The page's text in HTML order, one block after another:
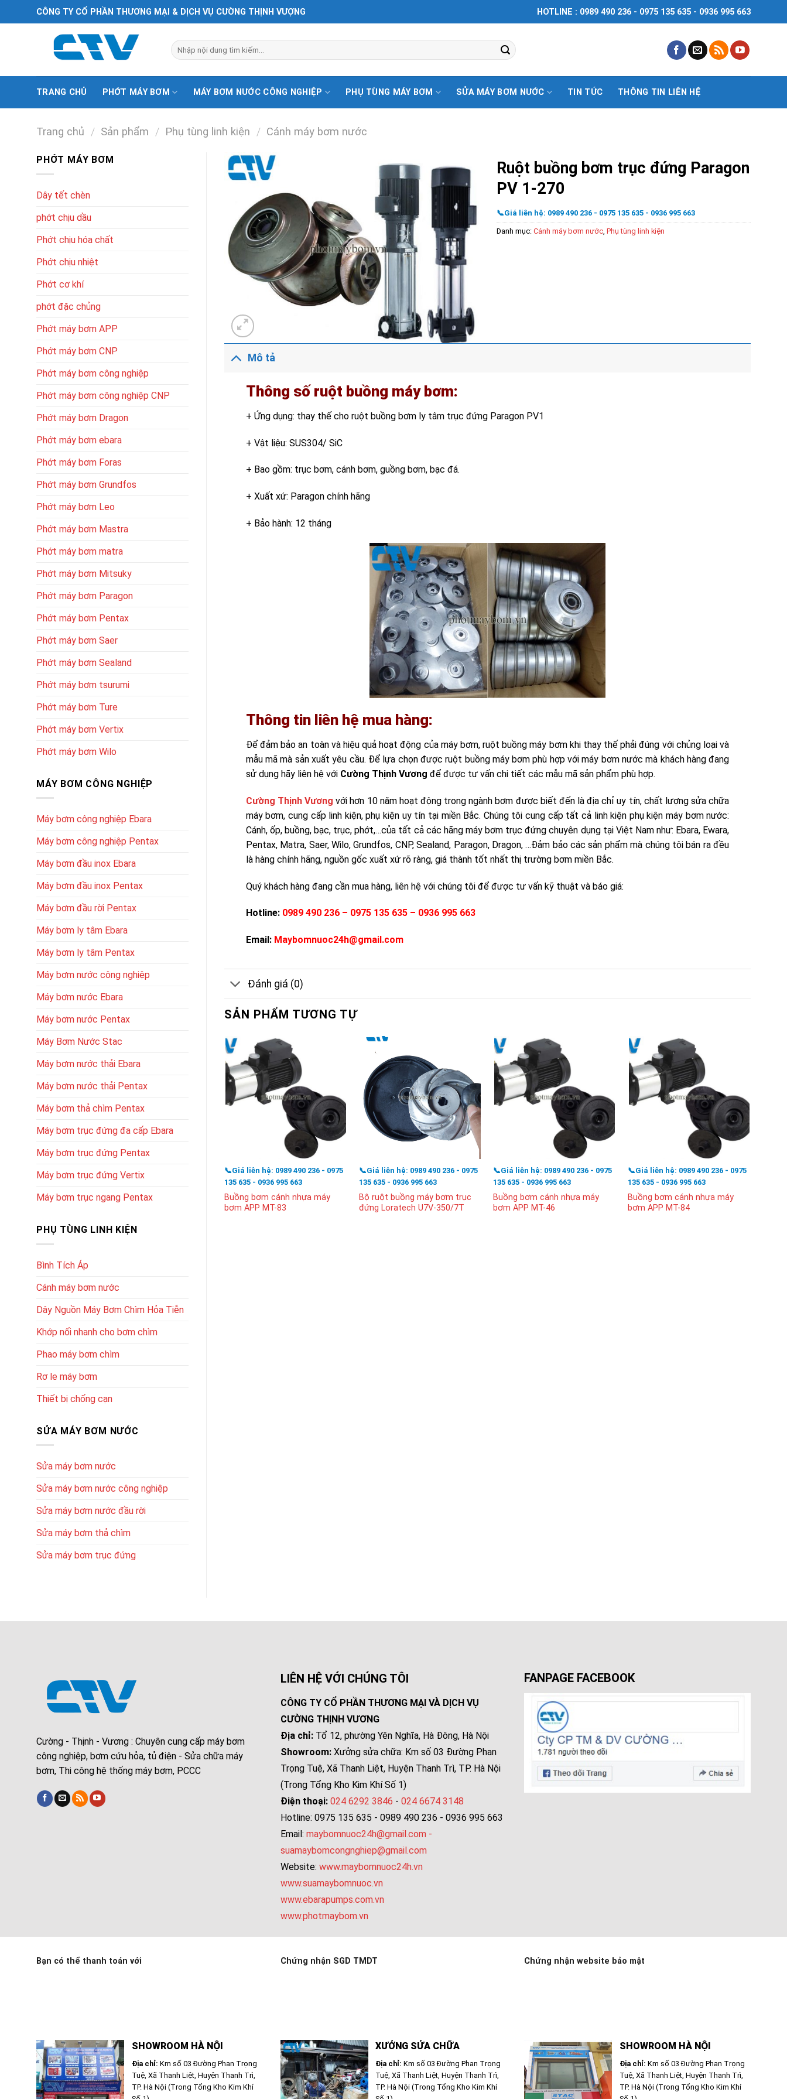
đến
CÔNG TY CỔ PHẦN THƯƠNG MẠI & DỊCH VỤ CƯỜNG THỊNH VƯỢNG HOTLINE : 0989 490 236 - 0975 135 635 - 0936 995 663
Tìm
kiếm:
TRANG CHỦ PHỚT MÁY BƠM MÁY BƠM NƯỚC CÔNG NGHIỆP PHỤ TÙNG MÁY BƠM SỬA MÁY BƠM NƯỚC TIN TỨC THÔNG TIN LIÊN HỆ
Trang chủ / Sản phẩm / Phụ tùng linh kiện / Cánh máy bơm nước
PHỚT MÁY BƠM
Dây tết chèn
phớt chịu dầu
Phớt chịu hóa chất
Phớt chịu nhiệt
Phớt cơ khí
phớt đặc chủng
Phớt máy bơm APP
Phớt máy bơm CNP
Phớt máy bơm công nghiệp
Phớt máy bơm công nghiệp CNP
Phớt máy bơm Dragon
Phớt máy bơm ebara
Phớt máy bơm Foras
Phớt máy bơm Grundfos
Phớt máy bơm Leo
Phớt máy bơm Mastra
Phớt máy bơm matra
Phớt máy bơm Mitsuky
Phớt máy bơm Paragon
Phớt máy bơm Pentax
Phớt máy bơm Saer
Phớt máy bơm Sealand
Phớt máy bơm tsurumi
Phớt máy bơm Ture
Phớt máy bơm Vertix
Phớt máy bơm Wilo
MÁY BƠM CÔNG NGHIỆP
Máy bơm công nghiệp Ebara
Máy bơm công nghiệp Pentax
Máy bơm đầu inox Ebara
Máy bơm đầu inox Pentax
Máy bơm đầu rời Pentax
Máy bơm ly tâm Ebara
Máy bơm ly tâm Pentax
Máy bơm nước công nghiệp
Máy bơm nước Ebara
Máy bơm nước Pentax
Máy Bơm Nước Stac
Máy bơm nước thải Ebara
Máy bơm nước thải Pentax
Máy bơm thả chìm Pentax
Máy bơm trục đứng đa cấp Ebara
Máy bơm trục đứng Pentax
Máy bơm trục đứng Vertix
Máy bơm trục ngang Pentax
PHỤ TÙNG LINH KIỆN
Bình Tích Áp
Cánh máy bơm nước
Dây Nguồn Máy Bơm Chìm Hỏa Tiễn
Khớp nối nhanh cho bơm chìm
Phao máy bơm chìm
Rơ le máy bơm
Thiết bị chống cạn
SỬA MÁY BƠM NƯỚC
Sửa máy bơm nước
Sửa máy bơm nước công nghiệp
Sửa máy bơm nước đầu rời
Sửa máy bơm thả chìm
Sửa máy bơm trục đứng
Ruột buồng bơm trục đứng Paragon
PV 1-270
📞Giá liên hệ: 0989 490 236 - 0975 135 635 - 0936 995 663
Danh mục: Cánh máy bơm nước, Phụ tùng linh kiện
Mô tả
Thông số ruột buồng máy bơm:
+ Ứng dụng: thay thế cho ruột buồng bơm ly tâm trục đứng Paragon PV1
+ Vật liệu: SUS304/ SiC
+ Bao gồm: trục bơm, cánh bơm, guồng bơm, bạc đá.
+ Xuất xứ: Paragon chính hãng
+ Bảo hành: 12 tháng
Thông tin liên hệ mua hàng:
Để đảm bảo an toàn và hiệu quả hoạt động của máy bơm, ruột buồng máy bơm khi thay thế phải đúng với chủng loại và
mẫu mã mà sản xuất yêu cầu. Để lựa chọn được ruột buồng máy bơm phù hợp với máy bơm nước mà khách hàng đang
sử dụng hãy liên hệ với Cường Thịnh Vương để được tư vấn chi tiết các mẫu mã sản phẩm phù hợp.​
Cường Thịnh Vương với hơn 10 năm hoạt động trong ngành bơm được biết đến là địa chỉ uy tín, chất lượng sửa chữa
máy bơm, cung cấp linh kiện, phụ kiện uy tín tại miền Bắc. Chúng tôi cung cấp tất cả linh kiện phụ kiện máy bơm nước:
Cánh, ốp, buồng, bạc, trục, phớt,…của tất cả các hãng máy bơm trục đứng chuyên dụng tại Việt Nam như: Ebara, Ewara,
Pentax, Matra, Saer, Wilo, Grundfos, CNP, Sealand, Paragon, Dragon, …Đảm bảo các sản phẩm mà chúng tôi bán ra đều
là hàng chính hãng, nguồn gốc xuất xứ rõ ràng, giá thành tốt nhất thị trường bơm miền Bắc.
Quý khách hàng đang cần mua hàng, liên hệ với chúng tôi để được tư vấn kỹ thuật và báo giá:
Hotline: 0989 490 236 – 0975 135 635 – 0936 995 663
Email: Maybomnuoc24h@gmail.com
Đánh giá (0)
SẢN PHẨM TƯƠNG TỰ
📞Giá liên hệ: 0989 490 236 - 0975
135 635 - 0936 995 663
Buồng bơm cánh nhựa máy
bơm APP MT-83
📞Giá liên hệ: 0989 490 236 - 0975
135 635 - 0936 995 663
Bộ ruột buồng máy bơm trục
đứng Loratech U7V-350/7T
📞Giá liên hệ: 0989 490 236 - 0975
135 635 - 0936 995 663
Buồng bơm cánh nhựa máy
bơm APP MT-46
📞Giá liên hệ: 0989 490 236 - 0975
135 635 - 0936 995 663
Buồng bơm cánh nhựa máy
bơm APP MT-84
Cường - Thịnh - Vương : Chuyên cung cấp máy bơm
công nghiệp, bơm cứu hỏa, tủ điện - Sửa chữa máy
bơm, Thi công hệ thống máy bơm, PCCC
LIÊN HỆ VỚI CHÚNG TÔI
CÔNG TY CỔ PHẦN THƯƠNG MẠI VÀ DỊCH VỤ
CƯỜNG THỊNH VƯƠNG
Địa chỉ:Tổ 12, phường Yên Nghĩa, Hà Đông, Hà Nội
Showroom:Xưởng sửa chữa: Km số 03 Đường Phan
Trọng Tuệ, Xã Thanh Liệt, Huyện Thanh Trì, TP. Hà Nội
(Trong Tổng Kho Kim Khí Số 1)
Điện thoại: 024 6292 3846 - 024 6674 3148
Hotline: 0975 135 635 - 0989 490 236 - 0936 995 663
Email: maybomnuoc24h@gmail.com -
suamaybomcongnghiep@gmail.com
Website: www.maybomnuoc24h.vn
www.suamaybomnuoc.vn
www.ebarapumps.com.vn
www.photmaybom.vn
FANPAGE FACEBOOK
Bạn có thể thanh toán với Chứng nhận SGD TMDT Chứng nhận website bảo mật
SHOWROOM HÀ NỘI
Địa chỉ: Km số 03 Đường Phan Trọng
Tuệ, Xã Thanh Liệt, Huyện Thanh Trì,
TP. Hà Nội (Trong Tổng Kho Kim Khí
XƯỞNG SỬA CHỮA
Địa chỉ: Km số 03 Đường Phan Trọng
Tuệ, Xã Thanh Liệt, Huyện Thanh Trì,
TP. Hà Nội (Trong Tổng Kho Kim Khí
SHOWROOM HÀ NỘI
Địa chỉ: Km số 03 Đường Phan Trọng
Tuệ, Xã Thanh Liệt, Huyện Thanh Trì,
TP. Hà Nội (Trong Tổng Kho Kim Khí